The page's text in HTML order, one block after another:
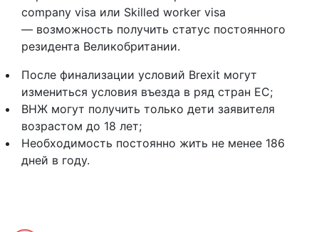
company visa или Skilled worker visa
— возможность получить статус постоянного
резидента Великобритании.
После финализации условий Brexit могут
измениться условия въезда в ряд стран ЕС;
ВНЖ могут получить только дети заявителя
возрастом до 18 лет;
Необходимость постоянно жить не менее 186
дней в году.